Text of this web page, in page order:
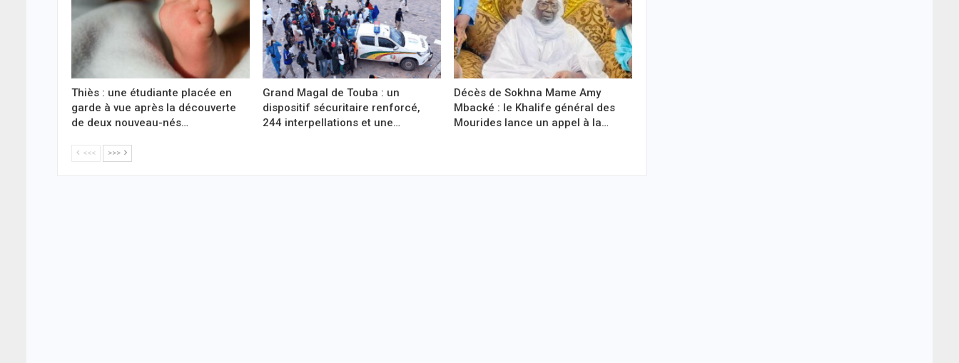
Thiès : une étudiante placée en
garde à vue après la découverte
de deux nouveau-nés…
Grand Magal de Touba : un
dispositif sécuritaire renforcé,
244 interpellations et une…
Décès de Sokhna Mame Amy
Mbacké : le Khalife général des
Mourides lance un appel à la…
<<< >>>